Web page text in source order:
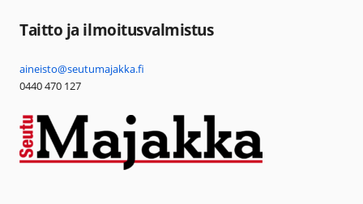
Taitto ja ilmoitusvalmistus
aineisto@seutumajakka.fi
0440 470 127